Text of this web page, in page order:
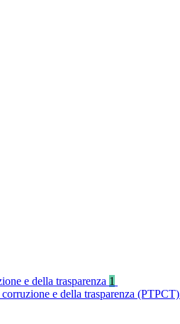
e della trasparenza 1
e della trasparenza (PTPCT)